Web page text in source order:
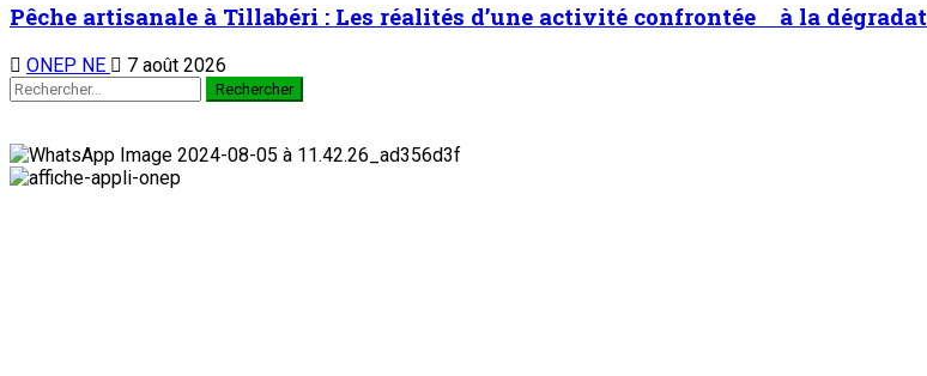
Pêche artisanale à Tillabéri : Les réalités d’une activité confrontée à la
ONEP NE 7 août 2026